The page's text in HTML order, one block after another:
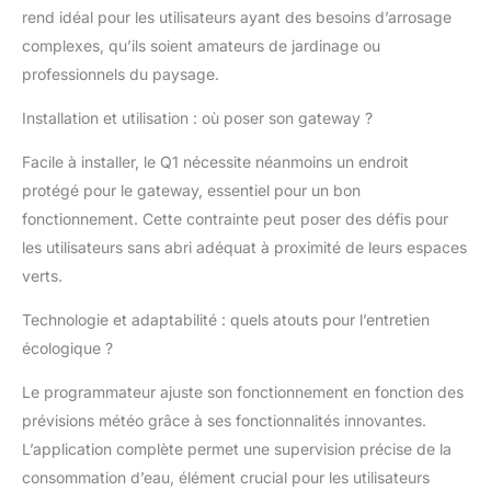
poids réduit de l'unité
de valve minimise la
ainsi le risque de fuite
après des années
d'utilisation Accès
facile aux commandes :
robinets de jardin
sans fil séparé assure
ou au remplacement
des piles Portée sans fil
étendue : Les options
rend idéal pour les utilisateurs ayant des besoins d’arrosage
complexes, qu’ils soient amateurs de jardinage ou
professionnels du paysage.
Installation et utilisation : où poser son gateway ?
Facile à installer, le Q1 nécessite néanmoins un endroit
protégé pour le gateway, essentiel pour un bon
fonctionnement. Cette contrainte peut poser des défis pour
les utilisateurs sans abri adéquat à proximité de leurs espaces
verts.
Technologie et adaptabilité : quels atouts pour l’entretien
écologique ?
Le programmateur ajuste son fonctionnement en fonction des
prévisions météo grâce à ses fonctionnalités innovantes.
L’application complète permet une supervision précise de la
consommation d’eau, élément crucial pour les utilisateurs